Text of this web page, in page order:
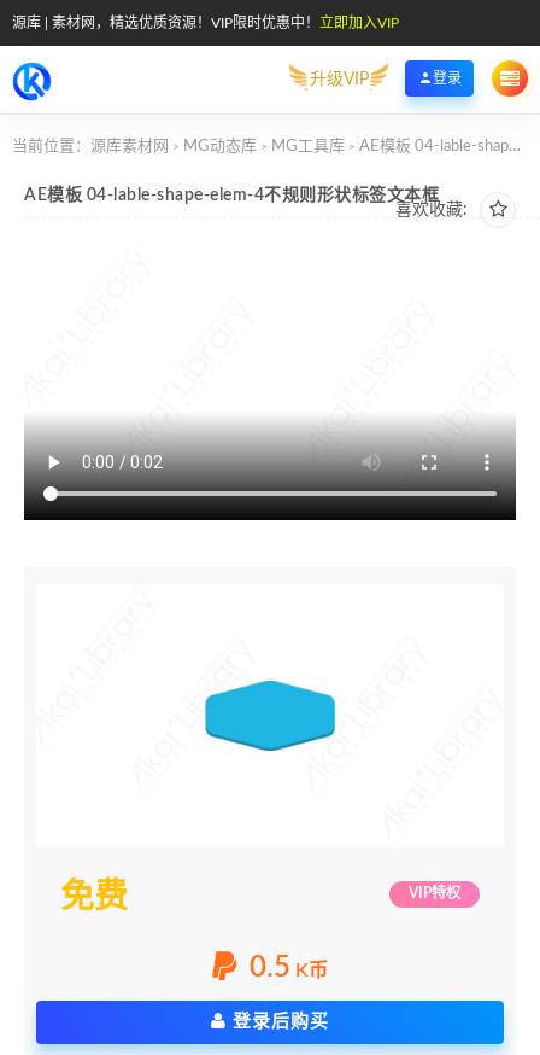
源库 | 素材网，精选优质资源！VIP限时优惠中！ 立即加入VIP
升级VIP 登录
当前位置： 源库素材网 > MG动态库 > MG工具库 > AE模板 04-lable-shape-elem-4不规则形状标签文本框
喜欢收藏:
AE模板 04-lable-shape-elem-4不规则形状标签文本框
免费 VIP特权
0.5 K币
登录后购买